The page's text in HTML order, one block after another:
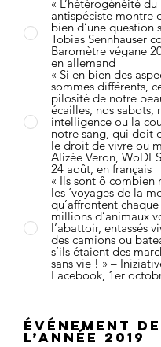
« L’hétérogénéité
antispéciste montre
bien d’une question
Tobias Sennhauser
Baromètre végane
en allemand
« Si en bien des
sommes différents,
pilosité de notre
écailles, nos sabots,
intelligence ou la
notre sang, qui doit
le droit de vivre ou
Alizée Veron,
24 août, en français
« Ils sont ô combien
les ‘voyages de la
qu’affrontent
millions d’animaux
l’abattoir, entassés
des camions ou
s’ils étaient des
sans vie ! » –
Facebook, 1er
Événement de
l’année 2019